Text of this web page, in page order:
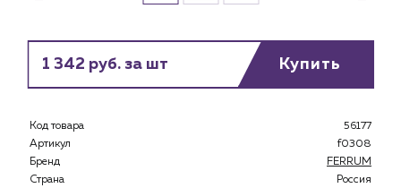
Каталог
1 342 руб. за шт Купить
Код товара
56177
Артикул
f0308
Бренд
FERRUM
Страна
Россия